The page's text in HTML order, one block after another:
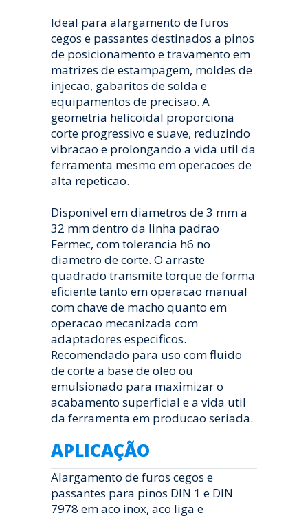
Ideal para alargamento de furos
cegos e passantes destinados a pinos
de posicionamento e travamento em
matrizes de estampagem, moldes de
injecao, gabaritos de solda e
equipamentos de precisao. A
geometria helicoidal proporciona
corte progressivo e suave, reduzindo
vibracao e prolongando a vida util da
ferramenta mesmo em operacoes de
alta repeticao.
Disponivel em diametros de 3 mm a
32 mm dentro da linha padrao
Fermec, com tolerancia h6 no
diametro de corte. O arraste
quadrado transmite torque de forma
eficiente tanto em operacao manual
com chave de macho quanto em
operacao mecanizada com
adaptadores especificos.
Recomendado para uso com fluido
de corte a base de oleo ou
emulsionado para maximizar o
acabamento superficial e a vida util
da ferramenta em producao seriada.
APLICAÇÃO
Alargamento de furos cegos e
passantes para pinos DIN 1 e DIN
7978 em aco inox, aco liga e